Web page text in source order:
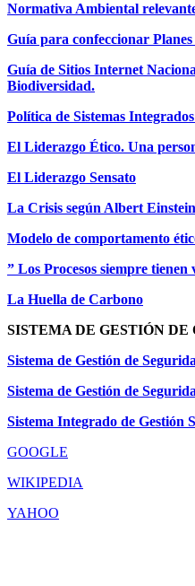
Normativa Ambiental
Guía para confeccionar
Guía de Sitios Internet
Biodiversidad.
Política de Sistemas
El Liderazgo Ético. Una
El Liderazgo Sensato
La Crisis según Albert Einstein
Modelo de comportamento
” Los Procesos siempre
La Huella de Carbono
SISTEMA DE GESTIÓN
Sistema de Gestión de
Sistema de Gestión de
Sistema Integrado de Gestión
GOOGLE
WIKIPEDIA
YAHOO